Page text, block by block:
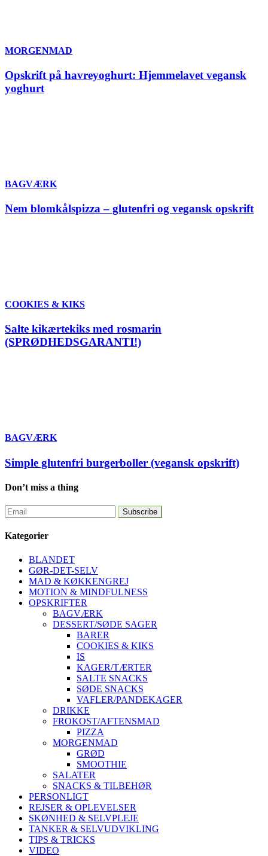
MORGENMAD
Opskrift på havreyoghurt: Hjemmelavet vegansk
yoghurt
BAGVÆRK
Nem blomkålspizza – glutenfri og vegansk opskrift
COOKIES & KIKS
Salte kikærtekiks med rosmarin
(SPRØDHEDSGARANTI!)
BAGVÆRK
Simple glutenfri burgerboller (vegansk opskrift)
Don’t miss a thing
Kategorier
BLANDET
GØR-DET-SELV
MAD & KØKKENGREJ
MOTION & MINDFULNESS
OPSKRIFTER
BAGVÆRK
DESSERT/SØDE SAGER
BARER
COOKIES & KIKS
IS
KAGER/TÆRTER
SALTE SNACKS
SØDE SNACKS
VAFLER/PANDEKAGER
DRIKKE
FROKOST/AFTENSMAD
PIZZA
MORGENMAD
GRØD
SMOOTHIE
SALATER
SNACKS & TILBEHØR
PERSONLIGT
REJSER & OPLEVELSER
SKØNHED & SELVPLEJE
TANKER & SELVUDVIKLING
TIPS & TRICKS
VIDEO